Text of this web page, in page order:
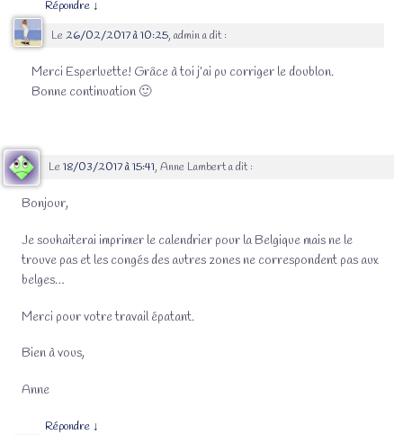
Répondre ↓
Le26/02/2017 à 10:25, admina dit :
Merci Esperluette! Grâce à toi j’ai pu corriger le doublon.
Bonne continuation 🙂
Le18/03/2017 à 15:41, Anne Lamberta dit :
Bonjour,
Je souhaiterai imprimer le calendrier pour la Belgique mais ne le
trouve pas et les congés des autres zones ne correspondent pas aux
belges…
Merci pour votre travail épatant.
Bien à vous,
Anne
Répondre ↓